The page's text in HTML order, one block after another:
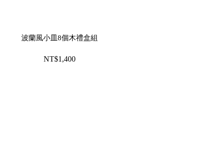
波蘭風小皿8個木禮盒組
NT$1,400